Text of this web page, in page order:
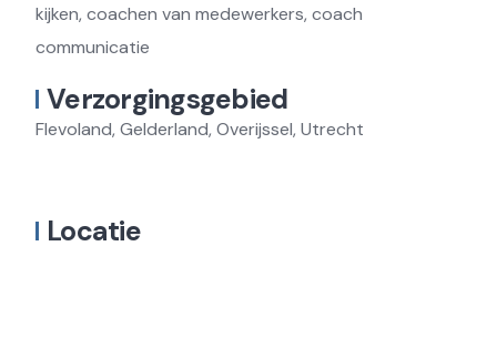
kijken, coachen van medewerkers, coach
communicatie
Verzorgingsgebied
Flevoland, Gelderland, Overijssel, Utrecht
Locatie